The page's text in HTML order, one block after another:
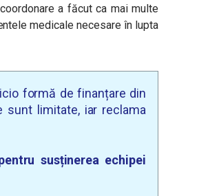
a făcut ca mai multe
medicale necesare în lupta
formă de finanțare din
sunt limitate, iar reclama
susținerea echipei